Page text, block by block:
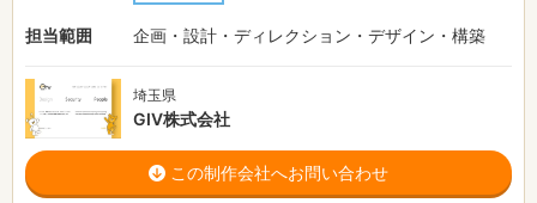
担当範囲 企画・設計・ディレクション・デザイン・構築
埼玉県
GIV株式会社
この制作会社へお問い合わせ